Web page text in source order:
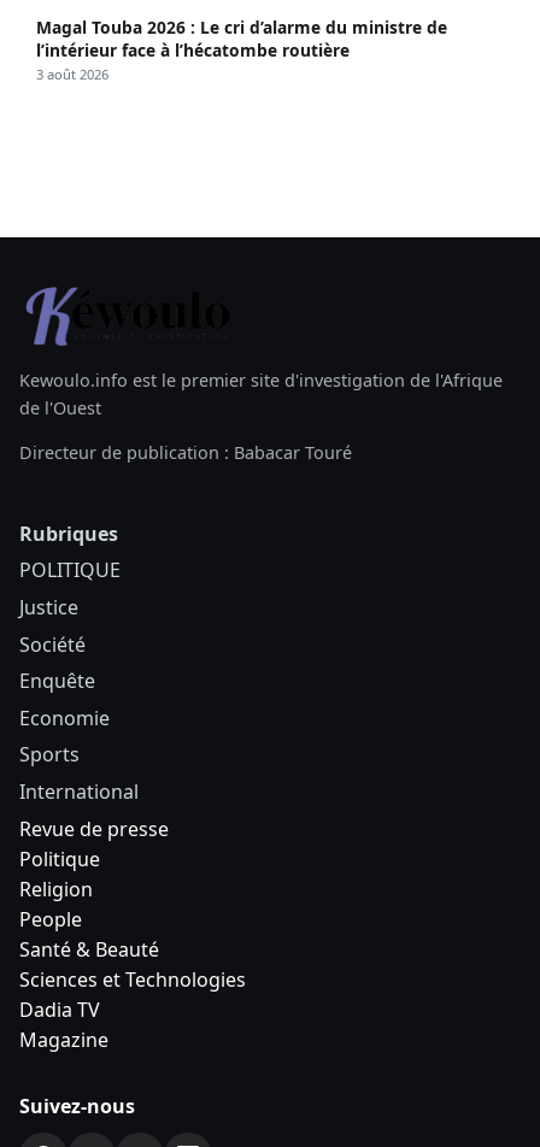
Magal Touba 2026 : Le cri d’alarme du ministre de
l’intérieur face à l’hécatombe routière
3 août 2026
Kewoulo.info est le premier site d'investigation de l'Afrique
de l'Ouest
Directeur de publication : Babacar Touré
Rubriques
POLITIQUE
Justice
Société
Enquête
Economie
Sports
International
Revue de presse
Politique
Religion
People
Santé & Beauté
Sciences et Technologies
Dadia TV
Magazine
Suivez-nous